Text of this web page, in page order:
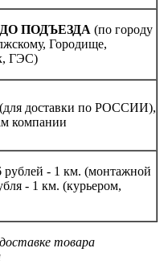
ПОДЪЕЗДА (по городу
Городище,
ГЭС)
(для доставки по РОССИИ),
компании
рублей - 1 км. (монтажной
- 1 км. (курьером,
товара